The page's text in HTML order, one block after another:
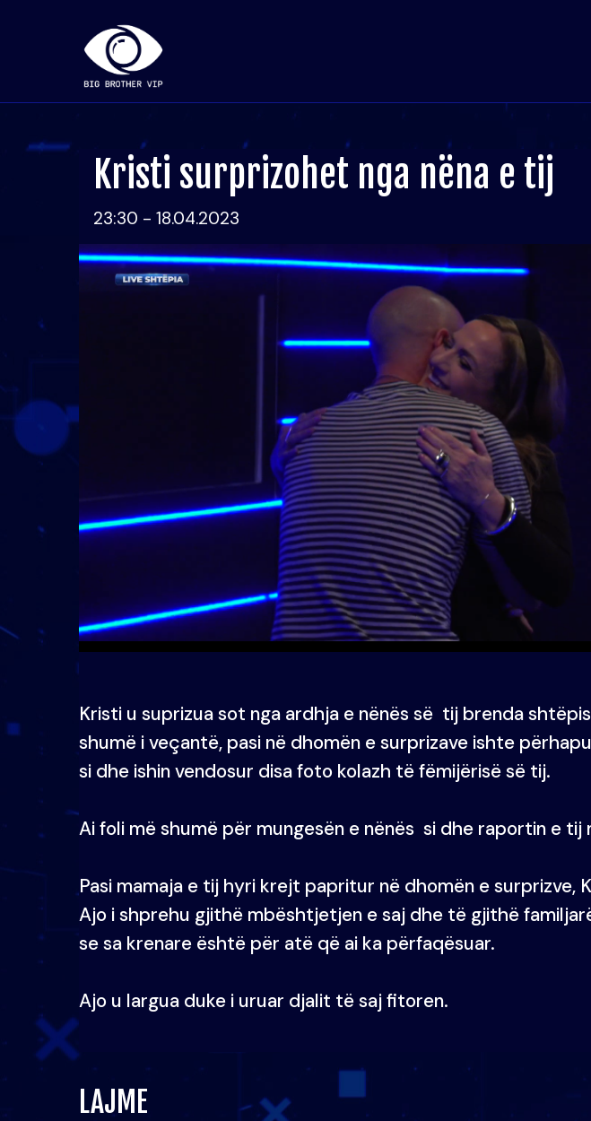
Kristi surprizohet nga nëna e tij
23:30 - 18.04.2023
Kristi u suprizua sot nga ardhja e nënës së tij brenda
shumë i veçantë, pasi në dhomën e surprizave ishte
si dhe ishin vendosur disa foto kolazh të fëmijërisë së tij.
Ai foli më shumë për mungesën e nënës si dhe raportin e tij
Pasi mamaja e tij hyri krejt papritur në dhomën e surprizve,
Ajo i shprehu gjithë mbështjetjen e saj dhe të gjithë
se sa krenare është për atë që ai ka përfaqësuar.
Ajo u largua duke i uruar djalit të saj fitoren.
LAJME